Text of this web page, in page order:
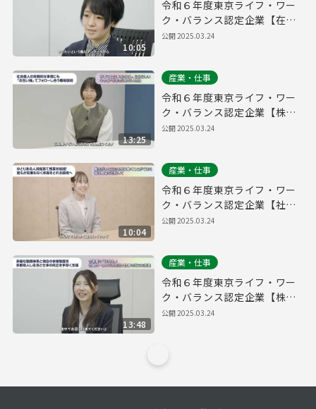
10:05
令和６年度東京ライフ・ワー
ク・バランス認定企業【在住
ビジネス株式会社】
公開2025.03.24
13:25
産業・仕事
令和６年度東京ライフ・ワー
ク・バランス認定企業【株式
会社QOOLキャリア】
公開2025.03.24
10:04
産業・仕事
令和６年度東京ライフ・ワー
ク・バランス認定企業【社会
福祉法人大三島育徳会】
公開2025.03.24
13:48
産業・仕事
令和６年度東京ライフ・ワー
ク・バランス認定企業【株式
会社FIS】
公開2025.03.24